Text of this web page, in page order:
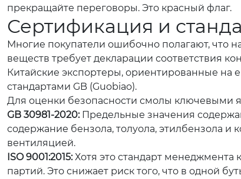
прекращайте переговоры. Это красный флаг.
Сертификация и
Многие покупатели ошибочно полагают, что
веществ требует декларации соответствия
Китайские экспортеры, ориентированные на
стандартами GB (Guobiao).
Для оценки безопасности смолы ключевыми
GB 30981-2020:Предельные значения
содержание бензола, толуола, этилбензола и
вентиляцией.
ISO 9001:2015:Хотя это стандарт менеджмента
партий. Это снижает риск того, что в одной